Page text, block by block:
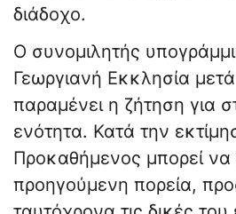
διάδοχο.
Ο συνομιλητής
Γεωργιανή Εκκλησία
παραμένει η ζήτηση για
ενότητα. Κατά την
Προκαθήμενος μπορεί να
προηγούμενη πορεία,